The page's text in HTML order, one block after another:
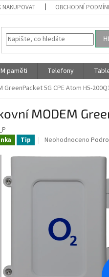
NAKUPOVAT OBCHODNÍ
paměti Telefony
GreenPacket 5G CPE Atom H5-
MODEM
Tip
Průměrné
produktu
Neohodnoceno